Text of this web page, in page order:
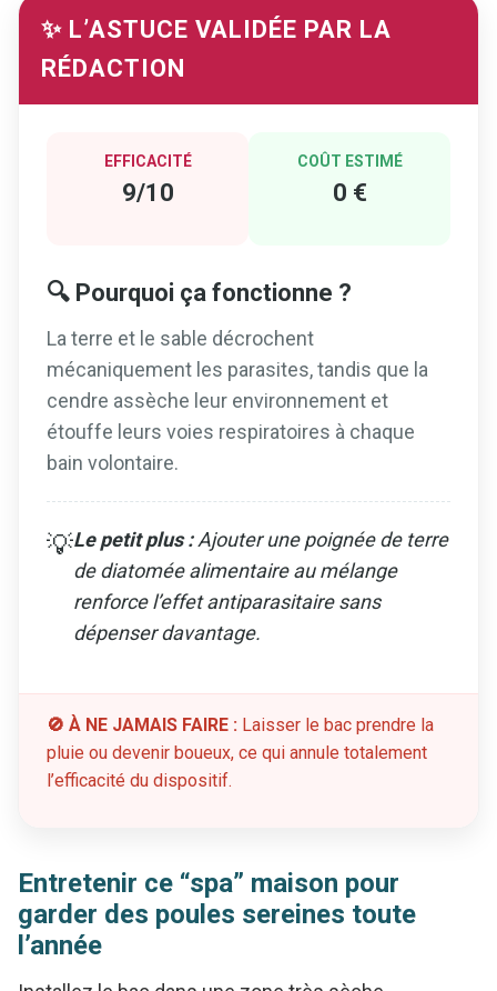
✨ L’ASTUCE VALIDÉE PAR LA
RÉDACTION
EFFICACITÉ
9/10
COÛT ESTIMÉ
0 €
🔍 Pourquoi ça fonctionne ?
La terre et le sable décrochent
mécaniquement les parasites, tandis que la
cendre assèche leur environnement et
étouffe leurs voies respiratoires à chaque
bain volontaire.
💡Le petit plus :Ajouter une poignée de terre
de diatomée alimentaire au mélange
renforce l’effet antiparasitaire sans
dépenser davantage.
🚫 À NE JAMAIS FAIRE : Laisser le bac prendre la
pluie ou devenir boueux, ce qui annule totalement
l’efficacité du dispositif.
Entretenir ce “spa” maison pour
garder des poules sereines toute
l’année